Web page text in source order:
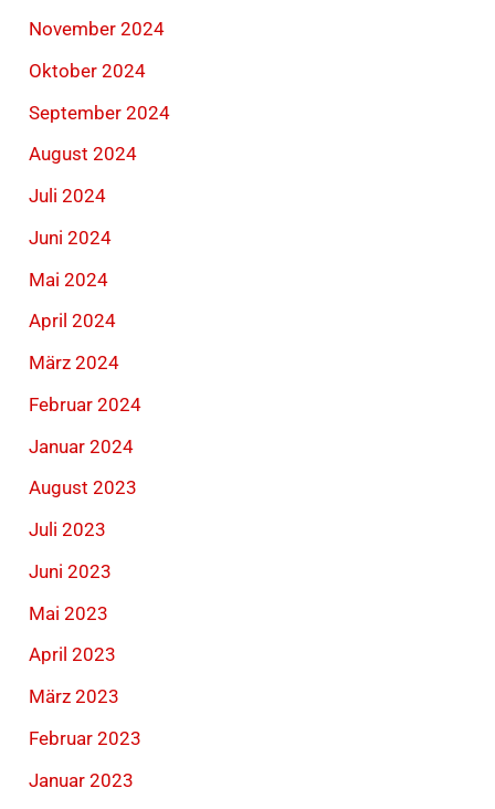
November 2024
Oktober 2024
September 2024
August 2024
Juli 2024
Juni 2024
Mai 2024
April 2024
März 2024
Februar 2024
Januar 2024
August 2023
Juli 2023
Juni 2023
Mai 2023
April 2023
März 2023
Februar 2023
Januar 2023